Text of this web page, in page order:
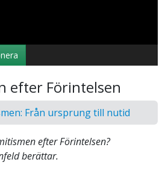
video
efter Förintelsen
Från ursprung till nutid
efter Förintelsen?
berättar.